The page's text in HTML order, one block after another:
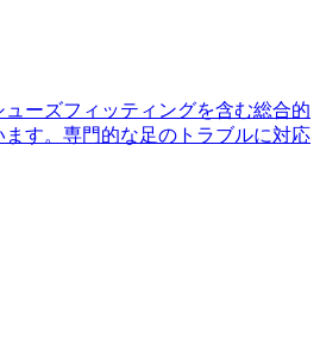
ーズフィッティングを含む総合的
す。専門的な足のトラブルに対応